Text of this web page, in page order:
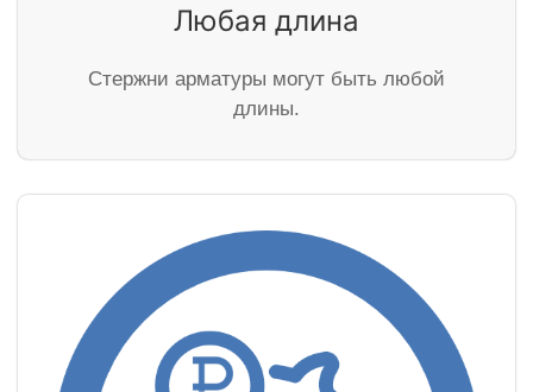
Любая длина
Стержни арматуры могут быть любой
длины.